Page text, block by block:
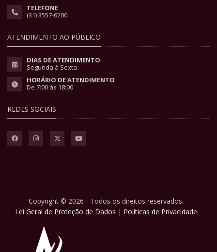
TELEFONE
(31) 3557-6200
ATENDIMENTO AO PÚBLICO
DIAS DE ATENDIMENTO
Segunda à Sexta
HORÁRIO DE ATENDIMENTO
De 7:00 às 18:00
REDES SOCIAIS
Copyright © 2026 - Todos os direitos reservados.
Lei Geral de Proteção de Dados | Políticas de Privacidade